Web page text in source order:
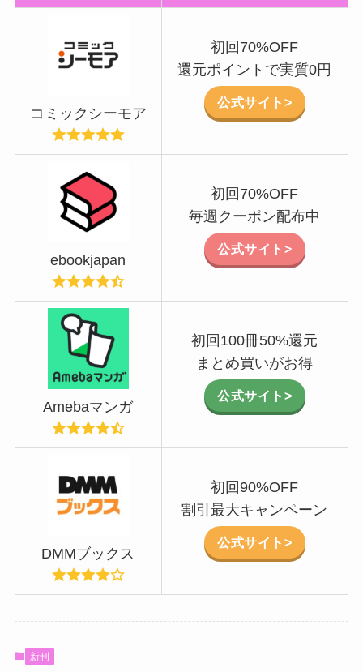
コミックシーモア
初回70%OFF
還元ポイントで実質0円
公式サイト>
ebookjapan
初回70%OFF
毎週クーポン配布中
公式サイト>
Amebaマンガ
初回100冊50%還元
まとめ買いがお得
公式サイト>
DMMブックス
初回90%OFF
割引最大キャンペーン
公式サイト>
新刊